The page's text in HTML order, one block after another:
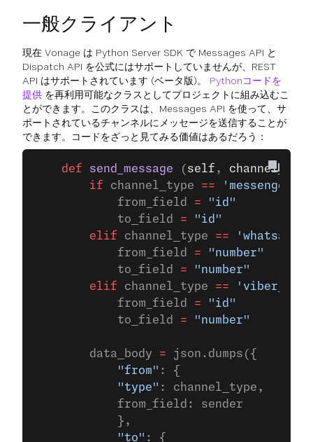
一般クライアント
現在 Vonage は Python Server SDK で Messages API と
Dispatch API を公式にはサポートしていませんが、REST
API はサポートされています (ベータ版)。 Pythonコードを
提供 を再利用可能なクラスとしてプロジェクトに組み込むこ
とができます。このクラスは、Messages API を使って、サ
ポートされているチャンネルにメッセージを送信することが
できます。コードをざっと見てみる価値はあるだろう：
    def
send_message ( self , channel_type
        if
channel_type == 'messenger'
            from_field
= "id"
            to_field
= "id"
        elif
channel_type == 'whatsapp'
            from_field
= "number"
            to_field
= "number"
        elif
channel_type ==
            from_field
= "id"
            to_field
= "number"
        data_body
= json.dumps({
            "from"
: {
	        "type"
: channel_type,
	        from_field: sender
            },
            "to"
: {